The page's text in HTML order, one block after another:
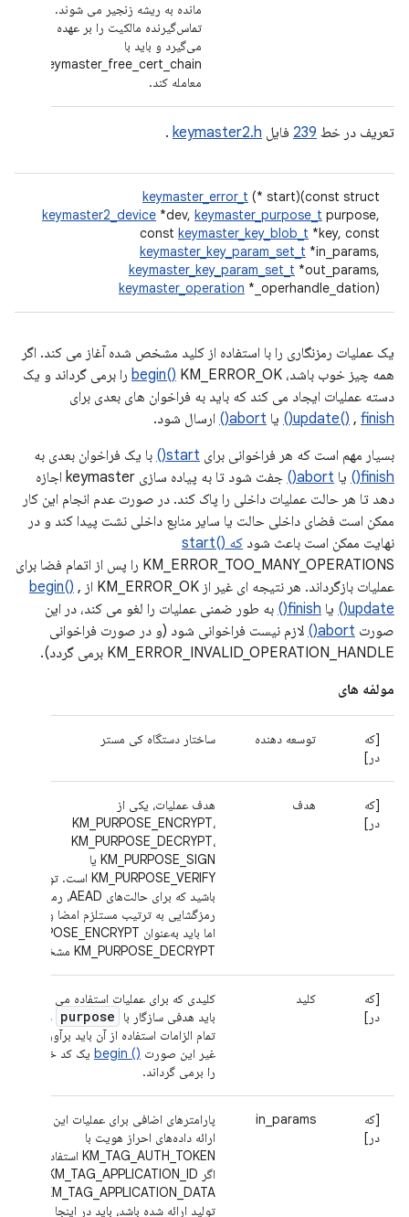
مانده به ریشه زنجیر می شوند.
تماس‌گیرنده مالکیت را بر عهده
می‌گیرد و باید با
keymaster_free_cert_chain
معامله کند.
تعریف در خط 239 فایل keymaster2.h
.
keymaster_error_t (* start)(const struct
keymaster2_device *dev, keymaster_purpose_t purpose,
const keymaster_key_blob_t *key, const
keymaster_key_param_set_t *in_params,
keymaster_key_param_set_t *out_params,
keymaster_operation *_operhandle_dation)
یک عملیات رمزنگاری را با استفاده از کلید مشخص شده آغاز می کند. اگر
همه چیز خوب باشد،
begin() KM_ERROR_OK را برمی گرداند و یک
دسته عملیات ایجاد می کند که باید به فراخوان های بعدی برای
update() , finish() یا abort()
ارسال شود.
بسیار مهم است که هر فراخوانی برای start()
با یک فراخوان بعدی به
finish()
یا abort()
جفت شود تا به پیاده سازی keymaster اجازه
دهد تا هر حالت عملیات داخلی را پاک کند. در صورت عدم انجام این کار
ممکن است فضای داخلی حالت یا سایر منابع داخلی نشت پیدا کند و در
نهایت ممکن است باعث شود که start()
KM_ERROR_TOO_MANY_OPERATIONS را پس از اتمام فضا برای
عملیات بازگرداند. هر نتیجه ای غیر از KM_ERROR_OK از
begin() ,
update()
یا finish()
به طور ضمنی عملیات را لغو می کند، در این
صورت abort()
لازم نیست فراخوانی شود (و در صورت فراخوانی
KM_ERROR_INVALID_OPERATION_HANDLE برمی گردد).
مولفه های
[که
در]
توسعه دهنده ساختار دستگاه کی مستر
[که
در]
هدف
هدف عملیات، یکی از
KM_PURPOSE_ENCRYPT،
KM_PURPOSE_DECRYPT،
KM_PURPOSE_SIGN یا
KM_PURPOSE_VERIFY است. توجه داشته
باشید که برای حالت‌های AEAD، رمزگذاری و
رمزگشایی به ترتیب مستلزم امضا و تأیید
KM_PURPOSE_DECRYPT مشخص شوند.
[که
در]
کلید کلیدی که برای عملیات استفاده می شود.
باید هدفی سازگار با purpose داشته
تمام الزامات استفاده از آن باید برآورده شود،
غیر این صورت () begin
یک کد خطای
را برمی گرداند.
[که
در]
in_params
پارامترهای اضافی برای عملیات این معمولاً
ارائه داده‌های احراز هویت با
KM_TAG_AUTH_TOKEN استفاده می‌شود.
تولید ارائه شده باشد، باید در اینجا ارائه